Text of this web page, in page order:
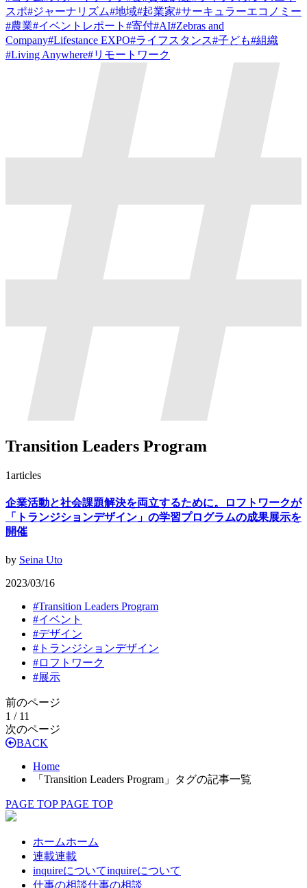
スポ#ジャーナリズム#地域#起業家#サーキュラーエコノミー
#農業#イベントレポート #寄付#AI#Zebras and
Company#Lifestance EXPO#ライフスタンス#子ども#組織
#Living Anywhere#リモートワーク
Transition Leaders Program
1articles
企業活動と社会課題解決を両立するために。ロフトワークが
「トランジションデザイン」の学習プログラムの成果展示を
開催
by Seina Uto
2023/03/16
#Transition Leaders Program
#イベント
#デザイン
# トランジションデザイン
#ロフトワーク
#展示
前のページ
1 / 11
次のページ
BACK
Home
「Transition Leaders Program」タグの記事一覧
PAGE TOP PAGE TOP
ホームホーム
連載連載
inquireについてinquireについて
仕事の相談仕事の相談